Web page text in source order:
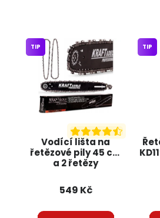
Vodící lišta na
řetězové pily 45 cm
a 2 řetězy
KRAFT&DELE
TIP
549 Kč
TIP